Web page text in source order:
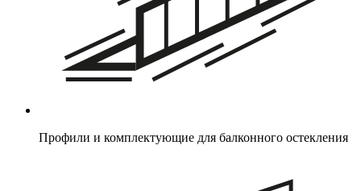
Профили и комплектующие для балконного остекления